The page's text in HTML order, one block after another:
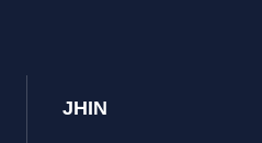
JHIN